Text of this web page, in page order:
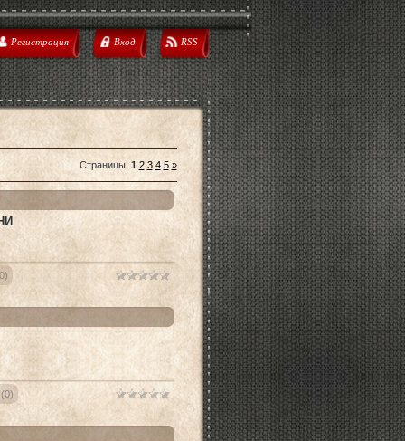
Регистрация Вход RSS
Страницы: 1 2 3 4 5 »